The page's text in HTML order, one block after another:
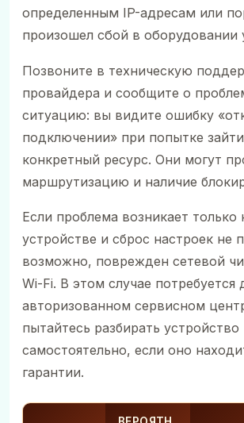
определенным IP-адресам или
произошел сбой в оборудовании
Позвоните в техническую
провайдера и сообщите о
ситуацию: вы видите ошибку
подключении» при попытке
конкретный ресурс. Они могут
маршрутизацию и наличие
Если проблема возникает только
устройстве и сброс настроек не
возможно, поврежден сетевой
Wi-Fi. В этом случае потребуется
авторизованном сервисном
пытайтесь разбирать устройство
самостоятельно, если оно
гарантии.